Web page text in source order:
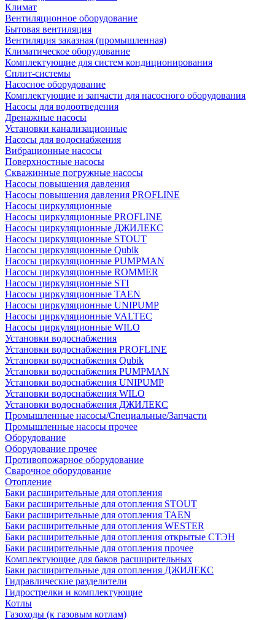
Климат
Вентиляционное оборудование
Бытовая вентиляция
Вентиляция заказная (промышленная)
Климатическое оборудование
Комплектующие для систем кондиционирования
Сплит-системы
Насосное оборудование
Комплектующие и запчасти для насосного оборудования
Насосы для водоотведения
Дренажные насосы
Установки канализационные
Насосы для водоснабжения
Вибрационные насосы
Поверхностные насосы
Скважинные погружные насосы
Насосы повышения давления
Насосы повышения давления PROFLINE
Насосы циркуляционные
Насосы циркуляционные PROFLINE
Насосы циркуляционные ДЖИЛЕКС
Насосы циркуляционные STOUT
Насосы циркуляционные Qubik
Насосы циркуляционные PUMPMAN
Насосы циркуляционные ROMMER
Насосы циркуляционные STI
Насосы циркуляционные TAEN
Насосы циркуляционные UNIPUMP
Насосы циркуляционные VALTEC
Насосы циркуляционные WILO
Установки водоснабжения
Установки водоснабжения PROFLINE
Установки водоснабжения Qubik
Установки водоснабжения PUMPMAN
Установки водоснабжения UNIPUMP
Установки водоснабжения WILO
Установки водоснабжения ДЖИЛЕКС
Промышленные насосы/Специальные/Запчасти
Промышленные насосы прочее
Оборудование
Оборудование прочее
Противопожарное оборудование
Сварочное оборудование
Отопление
Баки расширительные для отопления
Баки расширительные для отопления STOUT
Баки расширительные для отопления TAEN
Баки расширительные для отопления WESTER
Баки расширительные для отопления открытые СТЭН
Баки расширительные для отопления прочее
Комплектующие для баков расширительных
Баки расширительные для отопления ДЖИЛЕКС
Гидравлические разделители
Гидрострелки и комплектующие
Котлы
Газоходы (к газовым котлам)